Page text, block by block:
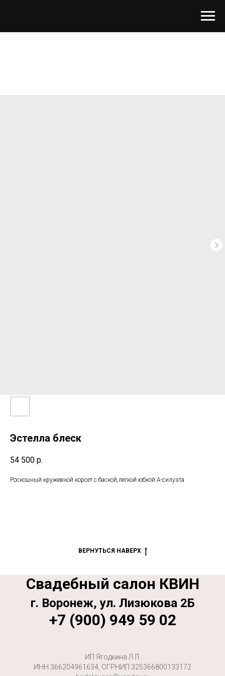
Эстелла блеск
54 500 р.
Роскошный кружевной корсет с баской,легкой юбкой А-силуэта
ВЕРНУТЬСЯ НАВЕРХ
Свадебный салон КВИН
г. Воронеж, ул. Лизюкова 2Б
+7 (900) 949 59 02
ИП Ягодкина Л.Л.
ИНН 366204961634, ОГРНИП 325366800133172